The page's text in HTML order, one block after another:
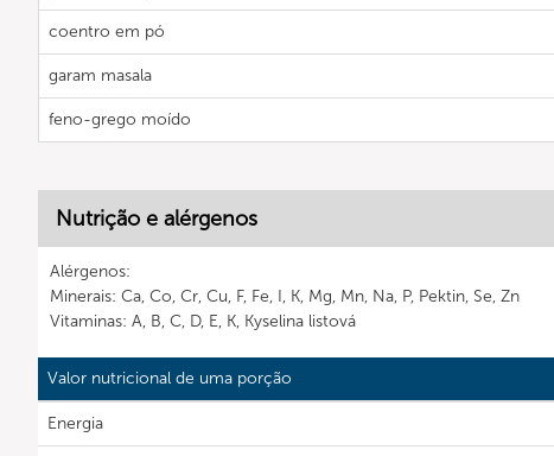
coentro em pó
garam masala
feno-grego moído
Nutrição e alérgenos
Alérgenos:
Minerais: Ca, Co, Cr, Cu, F, Fe, I, K, Mg, Mn, Na, P, Pektin, Se, Zn
Vitaminas: A, B, C, D, E, K, Kyselina listová
Valor nutricional de uma porção
Energia